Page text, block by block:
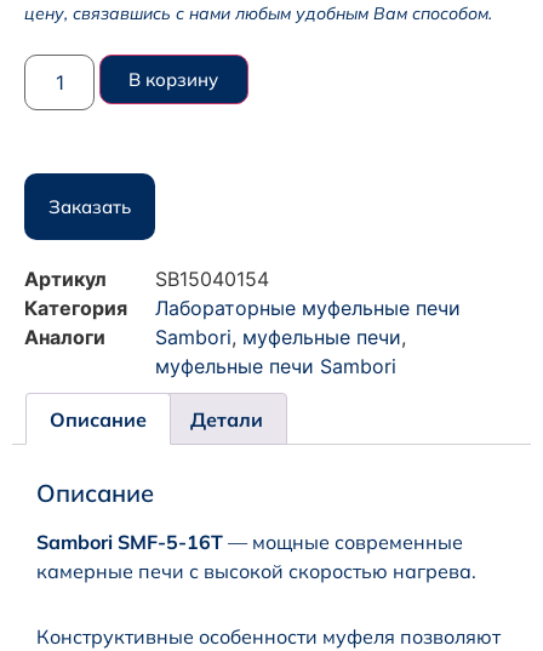
цену, связавшись с нами любым удобным Вам способом.
В корзину
Заказать
Артикул
SB15040154
Категория
Лабораторные муфельные печи
Аналоги
Sambori, муфельные печи,
муфельные печи Sambori
Описание Детали
Описание
Sambori SMF-5-16T — мощные современные
камерные печи с высокой скоростью нагрева.
Конструктивные особенности муфеля позволяют